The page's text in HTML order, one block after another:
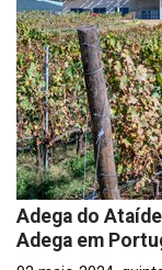
Adega do
Adega em